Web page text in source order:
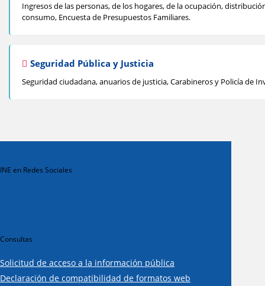
Ingresos de las personas, de los hogares, de la ocupación,
consumo, Encuesta de Presupuestos Familiares.
Seguridad Pública y Justicia
Seguridad ciudadana, anuarios de justicia, Carabineros y Policía de
INE en Redes Sociales
Consultas
Solicitud de acceso a la información pública
Declaración de compatibilidad de formatos web